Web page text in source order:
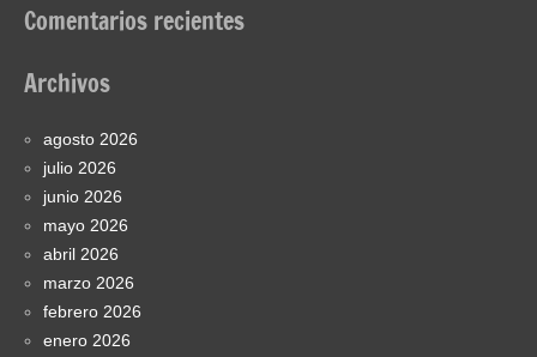
Comentarios recientes
Archivos
agosto 2026
julio 2026
junio 2026
mayo 2026
abril 2026
marzo 2026
febrero 2026
enero 2026